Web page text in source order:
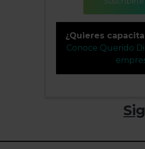
¿Quieres
Conoce Querido